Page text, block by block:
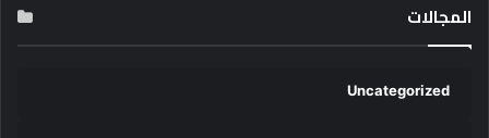
المجالات
Uncategorized